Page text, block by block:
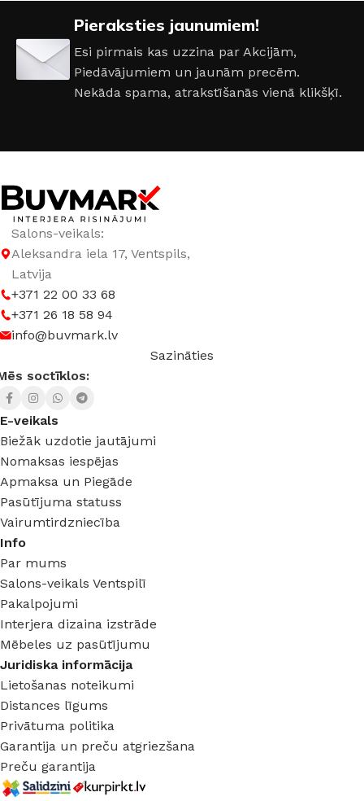
Pieraksties jaunumiem!
Esi pirmais kas uzzina par Akcijām,
Piedāvājumiem un jaunām precēm.
Nekāda spama, atrakstīšanās vienā klikšķī.
Salons-veikals:
Aleksandra iela 17, Ventspils,
Latvija
+371 22 00 33 68
+371 26 18 58 94
info@buvmark.lv
Sazināties
soctīklos:
E-veikals
Biežāk uzdotie jautājumi
Nomaksas iespējas
Apmaksa un Piegāde
Pasūtījuma statuss
Vairumtirdzniecība
Info
Par mums
Salons-veikals Ventspilī
Pakalpojumi
Interjera dizaina izstrāde
Mēbeles uz pasūtījumu
Juridiska informācija
Lietošanas noteikumi
Distances līgums
Privātuma politika
Garantija un preču atgriezšana
Preču garantija